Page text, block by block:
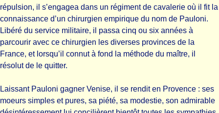
répulsion, il s’engagea dans un régiment de cavalerie où il fit la
connaissance d’un chirurgien empirique du nom de Pauloni.
Libéré du service militaire, il passa cinq ou six années à
parcourir avec ce chirurgien les diverses provinces de la
France, et lorsqu’il connut à fond la méthode du maître, il
résolut de le quitter.
Laissant Pauloni gagner Venise, il se rendit en Provence : ses
moeurs simples et pures, sa piété, sa modestie, son admirable